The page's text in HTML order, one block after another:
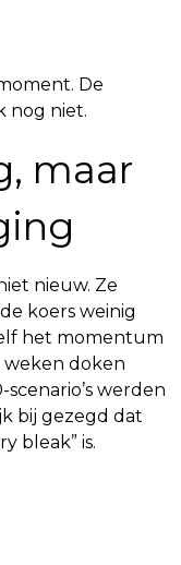
De
nog niet.
maar
nieuw. Ze
koers weinig
het momentum
doken
werden
bij gezegd dat
bleak” is.